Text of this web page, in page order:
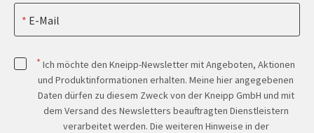
E-Mail
* Ich möchte den Kneipp-Newsletter mit Angeboten, Aktionen
und Produktinformationen erhalten. Meine hier angegebenen
Daten dürfen zu diesem Zweck von der Kneipp GmbH und mit
dem Versand des Newsletters beauftragten Dienstleistern
verarbeitet werden. Die weiteren Hinweise in der